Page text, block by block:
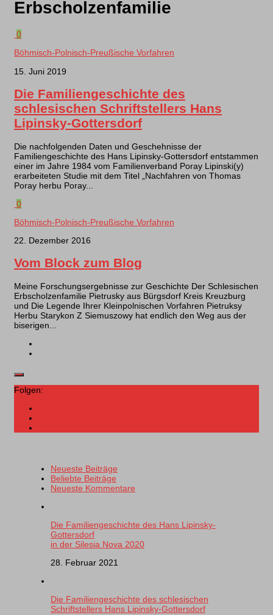
Erbscholzenfamilie
0
Böhmisch-Polnisch-Preußische Vorfahren
15. Juni 2019
Die Familiengeschichte des
schlesischen Schriftstellers Hans
Lipinsky-Gottersdorf
Die nachfolgenden Daten und Geschehnisse der
Familiengeschichte des Hans Lipinsky-Gottersdorf entstammen
einer im Jahre 1984 vom Familienverband Poray Lipinski(y)
erarbeiteten Studie mit dem Titel „Nachfahren von Thomas
Poray herbu Poray...
0
Böhmisch-Polnisch-Preußische Vorfahren
22. Dezember 2016
Vom Block zum Blog
Meine Forschungsergebnisse zur Geschichte Der Schlesischen
Erbscholzenfamilie Pietrusky aus Bürgsdorf Kreis Kreuzburg
und Die Legende Ihrer Kleinpolnischen Vorfahren Pietruksy
Herbu Starykon Z Siemuszowy hat endlich den Weg aus der
biserigen...
Folgen:
Neueste Beiträge
Beliebte Beiträge
Neueste Kommentare
Die Familiengeschichte des Hans Lipinsky-
Gottersdorf
in der Silesia Nova 2020
28. Februar 2021
Die Familiengeschichte des schlesischen
Schriftstellers Hans Lipinsky-Gottersdorf